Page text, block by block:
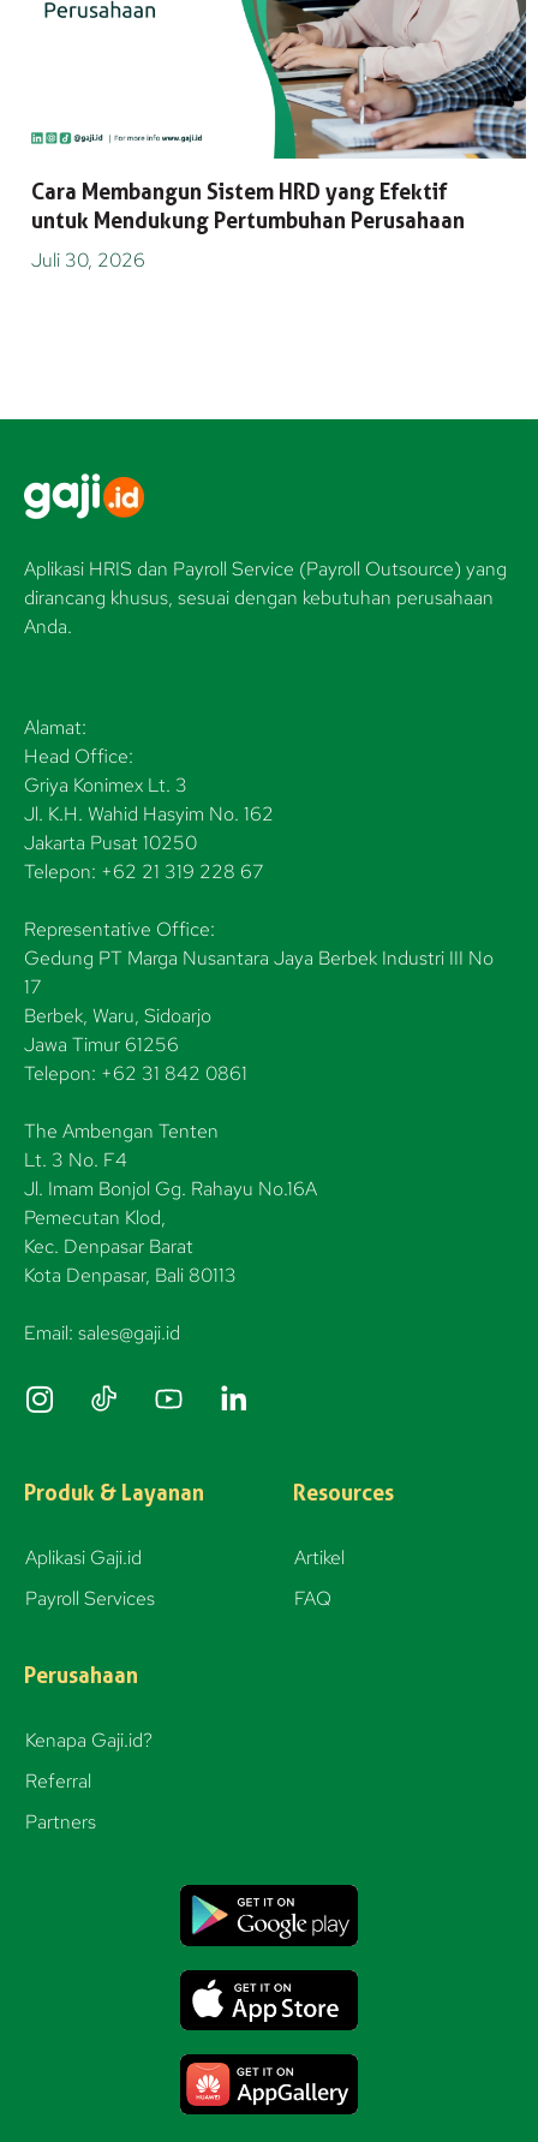
Cara Membangun Sistem HRD yang Efektif
untuk Mendukung Pertumbuhan Perusahaan
Juli 30, 2026
Aplikasi HRIS dan Payroll Service (Payroll Outsource) yang
dirancang khusus, sesuai dengan kebutuhan perusahaan
Anda.
Alamat:
Head Office:
Griya Konimex Lt. 3
Jl. K.H. Wahid Hasyim No. 162
Jakarta Pusat 10250
Telepon: +62 21 319 228 67
Representative Office:
Gedung PT Marga Nusantara Jaya Berbek Industri III No
17
Berbek, Waru, Sidoarjo
Jawa Timur 61256
Telepon: +62 31 842 0861
The Ambengan Tenten
Lt. 3 No. F4
Jl. Imam Bonjol Gg. Rahayu No.16A
Pemecutan Klod,
Kec. Denpasar Barat
Kota Denpasar, Bali 80113
Email: sales@gaji.id
I
t
g
r
a
Produk & Layanan
Aplikasi Gaji.id
Payroll Services
Perusahaan
Kenapa Gaji.id?
Referral
Partners
Resources
Artikel
FAQ